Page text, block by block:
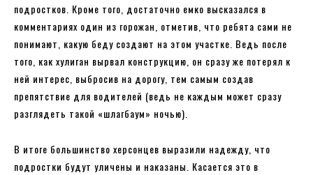
подростков. Кроме того, достаточно емко высказался в
комментариях один из горожан, отметив, что ребята сами не
понимают, какую беду создают на этом участке. Ведь после
того, как хулиган вырвал конструкцию, он сразу же потерял к
ней интерес, выбросив на дорогу, тем самым создав
препятствие для водителей (ведь не каждым может сразу
разглядеть такой «шлагбаум» ночью).
В итоге большинство херсонцев выразили надежду, что
подростки будут уличены и наказаны. Касается это в